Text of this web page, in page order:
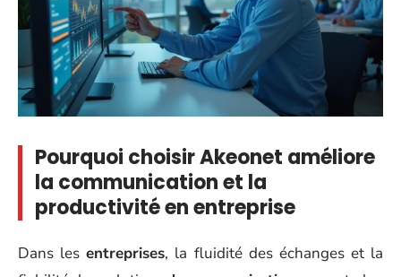
Pourquoi choisir Akeonet améliore
la communication et la
productivité en entreprise
Dans lesentreprises, la fluidité des échanges et la